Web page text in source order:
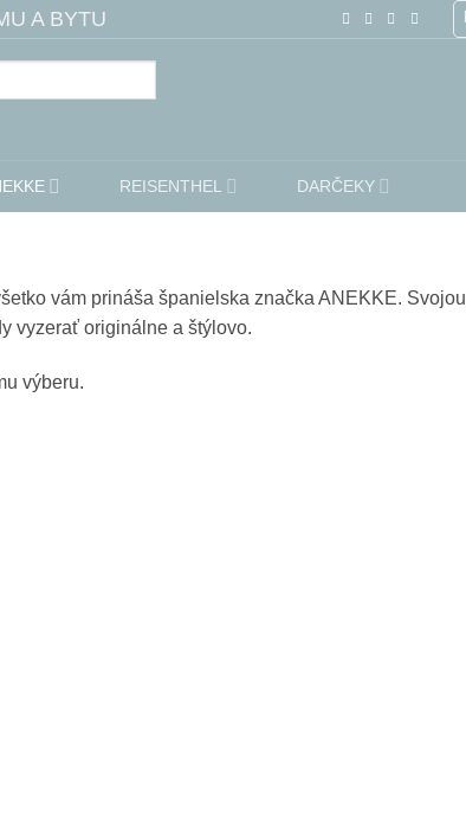
A BYTU
REISENTHEL DARČEKY
vám prináša španielska značka ANEKKE. Svojou
vyzerať originálne a štýlovo.
výberu.